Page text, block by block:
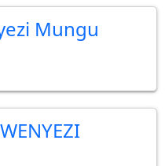
Mungu